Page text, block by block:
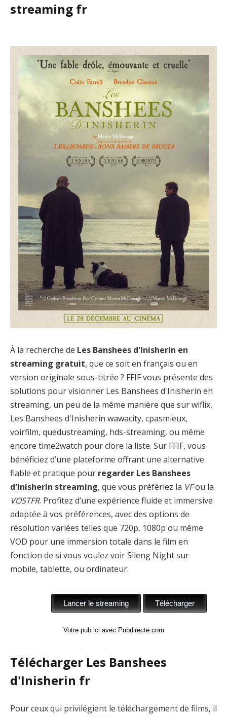
streaming fr
À la recherche de Les Banshees d'Inisherin en
streaming gratuit, que ce soit en français ou en
version originale sous-titrée ? FFIF vous présente des
solutions pour visionner Les Banshees d'Inisherin en
streaming, un peu de la même manière que sur wiflix,
Les Banshees d'Inisherin wawacity, cpasmieux,
voirfilm, quedustreaming, hds-streaming, ou même
encore time2watch pour clore la liste. Sur FFIF, vous
bénéficiez d’une plateforme offrant une alternative
fiable et pratique pour regarder Les Banshees
d'Inisherin streaming, que vous préfériez la VFou la
VOSTFR. Profitez d’une expérience fluide et immersive
adaptée à vos préférences, avec des options de
résolution variées telles que 720p, 1080p ou même
VOD pour une immersion totale dans le film en
fonction de si vous voulez voir Sileng Night sur
mobile, tablette, ou ordinateur.
Votre pub ici avec Pubdirecte.com
Télécharger Les Banshees
d'Inisherin fr
Pour ceux qui privilégient le téléchargement de films, il